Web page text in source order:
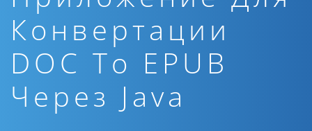
Конвертации
DOC To EPUB
Через Java